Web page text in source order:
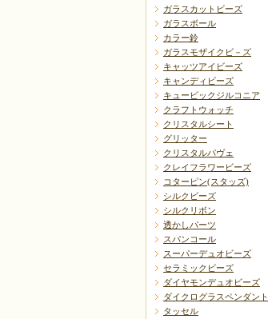
ガラスカットビーズ
ガラスボール
カラー鈴
ガラスモザイクビ－ズ
キャッツアイビーズ
キャンディビーズ
キュービックジルコニア
クラフトウォッチ
クリスタルシート
グリッター
クリスタルパヴェ
クレイフラワービーズ
コターピン(スタッズ)
シルクビーズ
シルクリボン
透かしパーツ
スパンコール
スーパーデュオビーズ
セラミックビーズ
ダイヤモンデュオビーズ
ダイクログラスペンダント
タッセル